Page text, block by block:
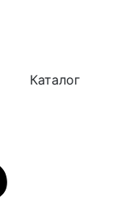
Каталог